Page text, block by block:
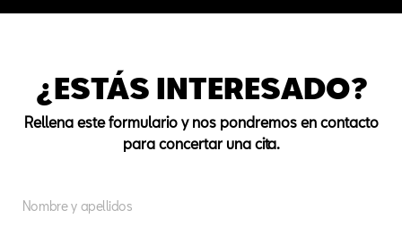
¿ESTÁS INTERESADO?
Rellena este formulario y nos pondremos en contacto
para concertar una cita.
Nombre y apellidos